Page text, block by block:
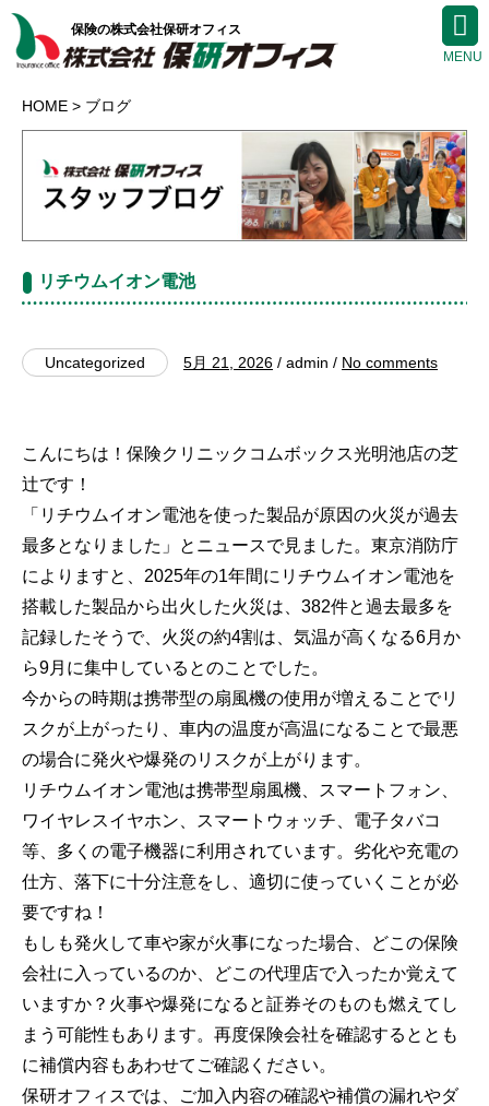
保険の株式会社保研オフィス
HOME ブログ
リチウムイオン電池
Uncategorized 5月 21, 2026 / admin / No comments
こんにちは！保険クリニックコムボックス光明池店の芝
辻です！
「リチウムイオン電池を使った製品が原因の火災が過去
最多となりました」とニュースで見ました。東京消防庁
によりますと、2025年の1年間にリチウムイオン電池を
搭載した製品から出火した火災は、382件と過去最多を
記録したそうで、火災の約4割は、気温が高くなる6月か
ら9月に集中しているとのことでした。
今からの時期は携帯型の扇風機の使用が増えることでリ
スクが上がったり、車内の温度が高温になることで最悪
の場合に発火や爆発のリスクが上がります。
リチウムイオン電池は携帯型扇風機、スマートフォン、
ワイヤレスイヤホン、スマートウォッチ、電子タバコ
等、多くの電子機器に利用されています。劣化や充電の
仕方、落下に十分注意をし、適切に使っていくことが必
要ですね！
もしも発火して車や家が火事になった場合、どこの保険
会社に入っているのか、どこの代理店で入ったか覚えて
いますか？火事や爆発になると証券そのものも燃えてし
まう可能性もあります。再度保険会社を確認するととも
に補償内容もあわせてご確認ください。
保研オフィスでは、ご加入内容の確認や補償の漏れやダ